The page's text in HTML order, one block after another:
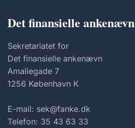
Det finansielle ankenævn
Sekretariatet for
Det finansielle ankenævn
Amaliegade 7
1256 København K
E-mail: sek@fanke.dk
Telefon: 35 43 63 33